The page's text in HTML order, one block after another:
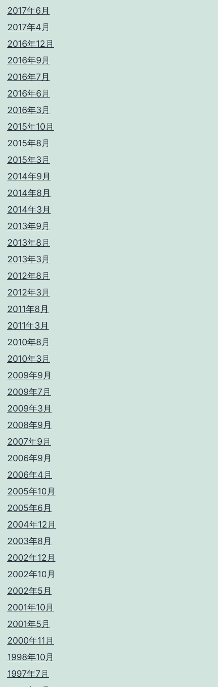
2017年6月
2017年4月
2016年12月
2016年9月
2016年7月
2016年6月
2016年3月
2015年10月
2015年8月
2015年3月
2014年9月
2014年8月
2014年3月
2013年9月
2013年8月
2013年3月
2012年8月
2012年3月
2011年8月
2011年3月
2010年8月
2010年3月
2009年9月
2009年7月
2009年3月
2008年9月
2007年9月
2006年9月
2006年4月
2005年10月
2005年6月
2004年12月
2003年8月
2002年12月
2002年10月
2002年5月
2001年10月
2001年5月
2000年11月
1998年10月
1997年7月